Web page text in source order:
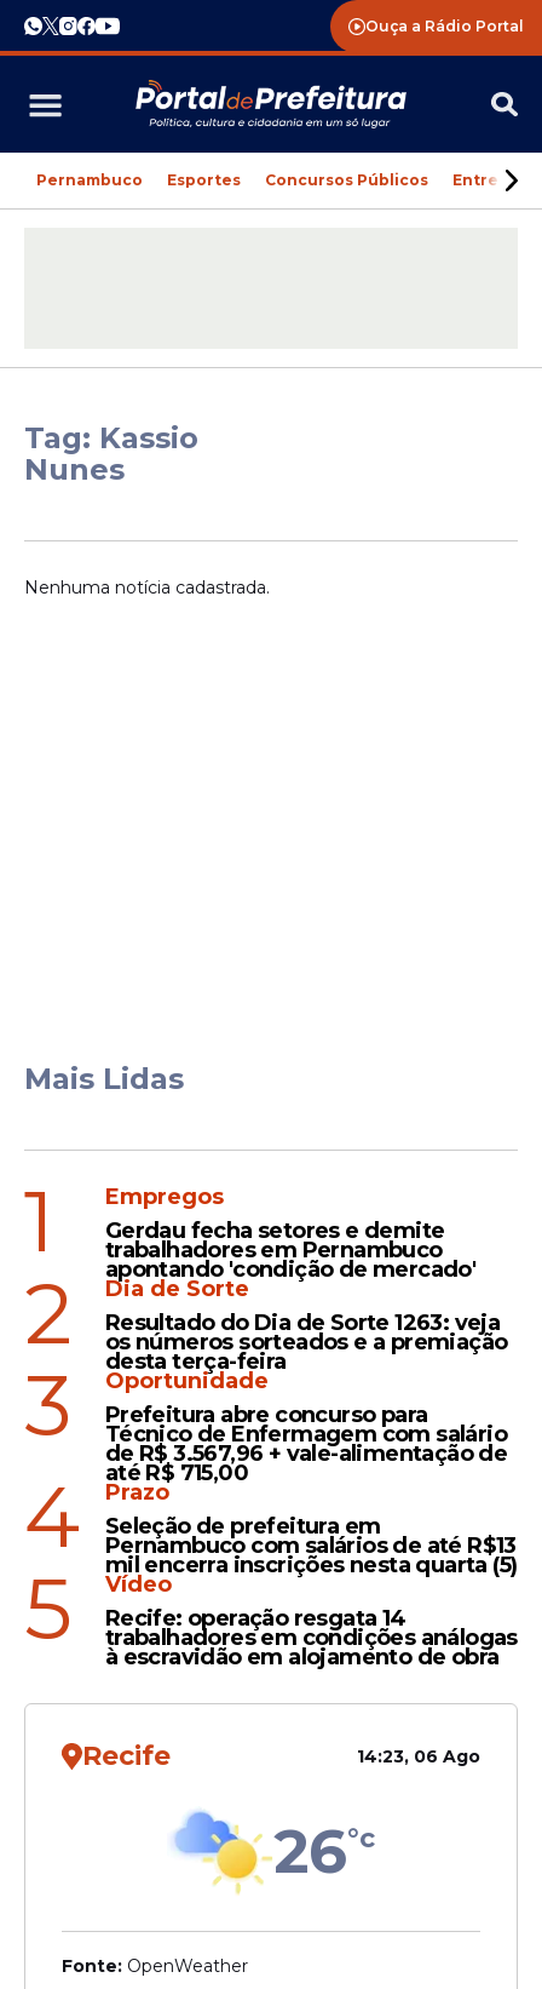
Ouça a Rádio Portal
Pernambuco Esportes Concursos Públicos
Tag: Kassio
Nunes
Nenhuma notícia cadastrada.
Mais Lidas
1
Empregos
Gerdau fecha setores e demite
trabalhadores em Pernambuco
apontando 'condição de mercado'
2
Dia de Sorte
Resultado do Dia de Sorte 1263: veja
os números sorteados e a premiação
desta terça-feira
3
Oportunidade
Prefeitura abre concurso para
Técnico de Enfermagem com salário
de R$ 3.567,96 + vale-alimentação de
até R$ 715,00
4
Prazo
Seleção de prefeitura em
Pernambuco com salários de até R$13
mil encerra inscrições nesta quarta (5)
5
Vídeo
Recife: operação resgata 14
trabalhadores em condições análogas
à escravidão em alojamento de obra
Recife 14:23, 06 Ago
26°c
Fonte: OpenWeather